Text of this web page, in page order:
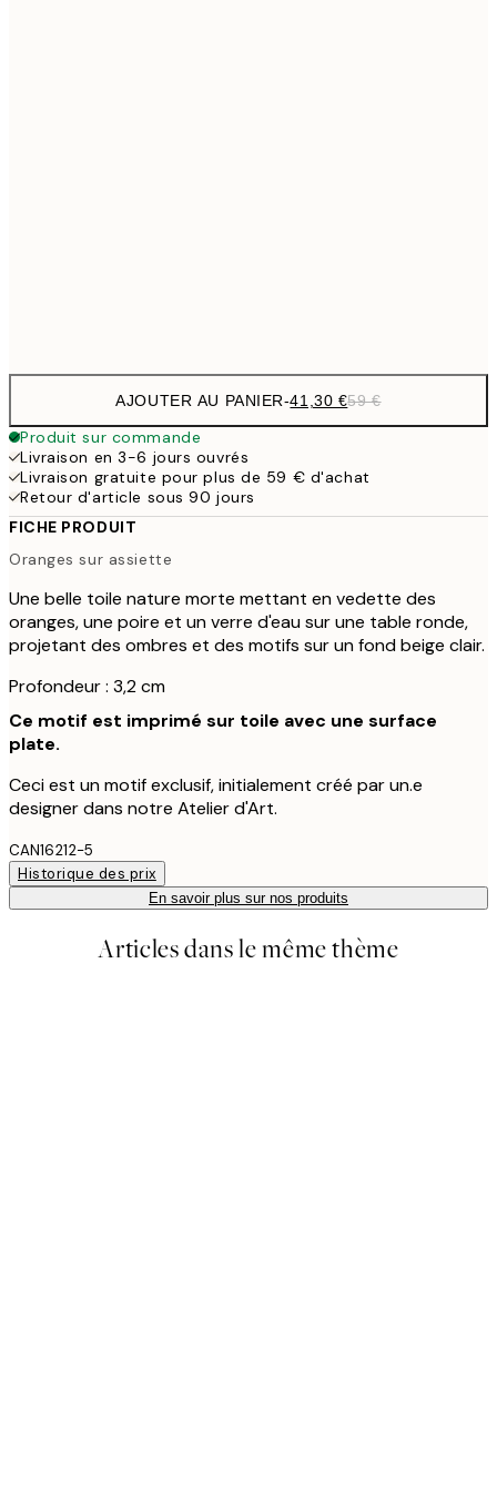
AJOUTER AU PANIER-41,30 €59 €
Produit sur commande
Livraison en 3-6 jours ouvrés
Livraison gratuite pour plus de 59 € d'achat
Retour d'article sous 90 jours
FICHE PRODUIT
Oranges sur assiette
Une belle toile nature morte mettant en vedette des
oranges, une poire et un verre d'eau sur une table ronde,
projetant des ombres et des motifs sur un fond beige clair.
Profondeur : 3,2 cm
Ce motif est imprimé sur toile avec une surface
plate.
Ceci est un motif exclusif, initialement créé par un.e
designer dans notre Atelier d'Art.
CAN16212-5
Historique des prix
En savoir plus sur nos produits
Articles dans le même thème